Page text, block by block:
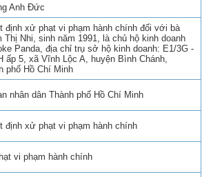
Anh Đức
định xử phạt vi phạm hành chính đối với bà
Thị Nhi, sinh năm 1991, là chủ hộ kinh doanh
Panda, địa chỉ trụ sở hộ kinh doanh: E1/3G -
ấp 5, xã Vĩnh Lộc A, huyện Bình Chánh,
phố Hồ Chí Minh
nhân dân Thành phố Hồ Chí Minh
định xử phạt vi phạm hành chính
vi phạm hành chính